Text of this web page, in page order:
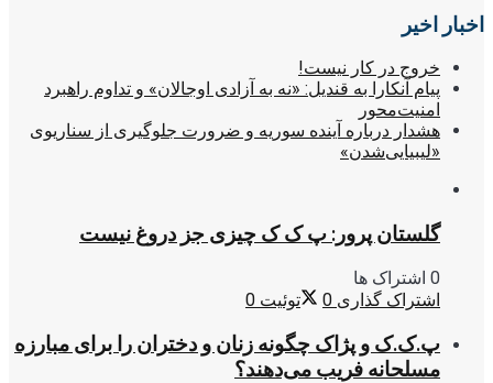
اخبار اخیر
خروج در کار نیست!
پیام آنکارا به قندیل: «نه به آزادی اوجالان» و تداوم راهبرد
امنیت‌محور
هشدار درباره آینده سوریه و ضرورت جلوگیری از سناریوی
«لیبیایی‌شدن»
گلستان پرور: پ ک ک چیزی جز دروغ نیست
0 اشتراک ها
اشتراک گذاری 0 توئیت 0
پ.ک.ک و پژاک چگونه زنان و دختران را برای مبارزه
مسلحانه فریب می‌دهند؟